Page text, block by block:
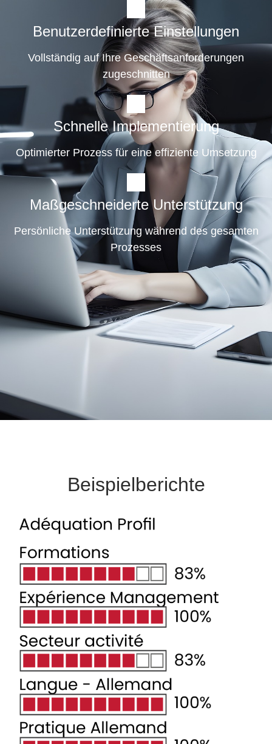
Benutzerdefinierte Einstellungen
Vollständig auf Ihre Geschäftsanforderungen
zugeschnitten
Schnelle Implementierung
Optimierter Prozess für eine effiziente Umsetzung
Maßgeschneiderte Unterstützung
Persönliche Unterstützung während des gesamten
Prozesses
Beispielberichte